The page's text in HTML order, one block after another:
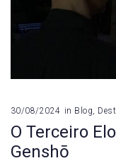
30/08/2024 in Blog,
O Terceiro
Genshō